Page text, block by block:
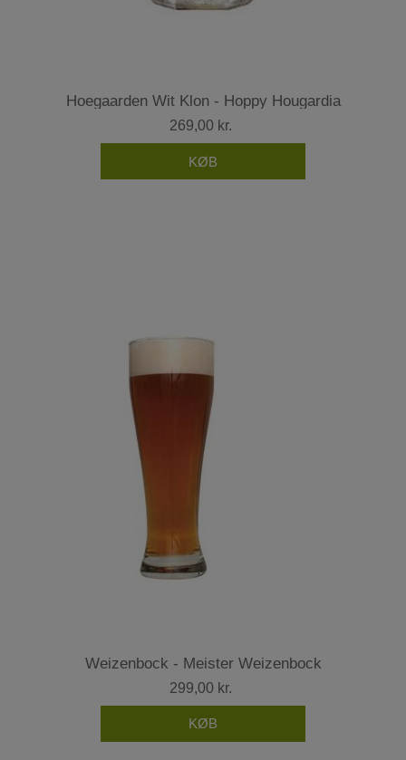
Hoegaarden Wit Klon - Hoppy Hougardia
269,00 kr.
Weizenbock - Meister Weizenbock
299,00 kr.